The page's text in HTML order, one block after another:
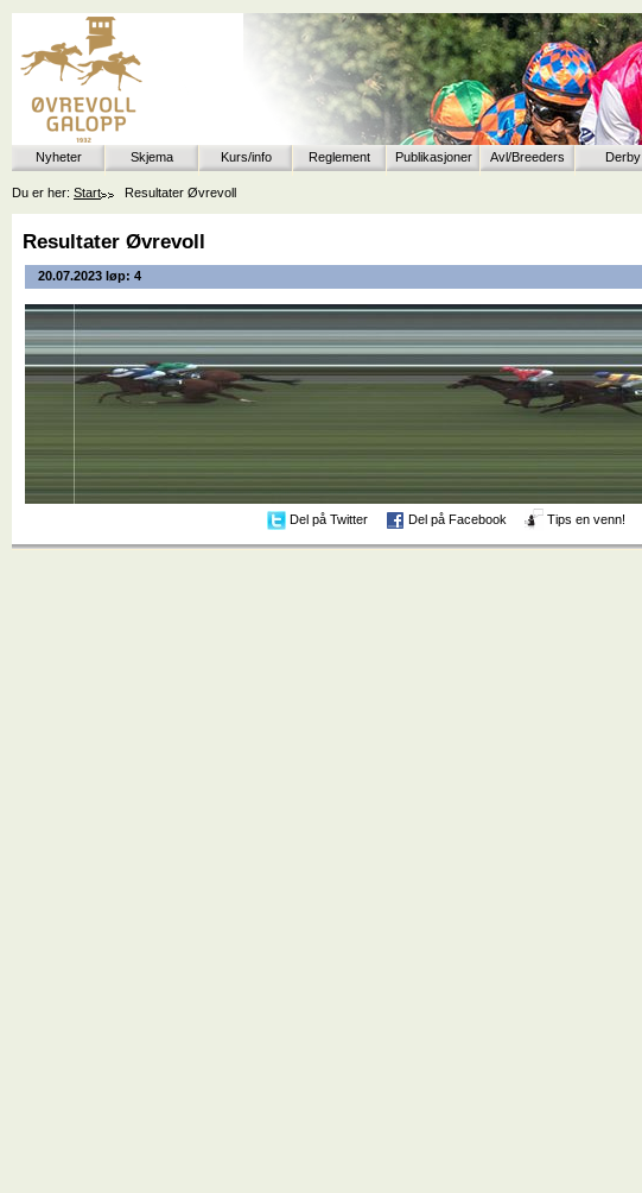
Nyheter Skjema Kurs/info Reglement Publikasjoner Avl/Breeders Derby
Du er her: Start Resultater Øvrevoll
Resultater Øvrevoll
20.07.2023 løp: 4
Del på Twitter Del på Facebook Tips en venn!